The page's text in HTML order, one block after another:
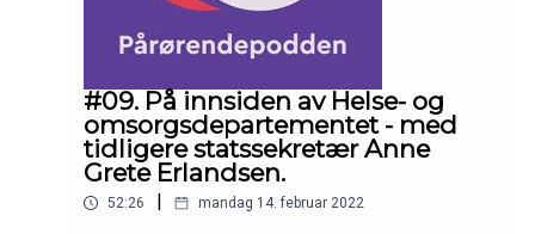
VÅR:www.pårørendealliansen.noPRODUKSJON:P
årørendepodden produseres av Shaw
Media.www.shawmedia.no
#09. På innsiden av Helse- og
omsorgsdepartementet - med
tidligere statssekretær Anne
Grete Erlandsen.
52:26 mandag 14. februar 2022